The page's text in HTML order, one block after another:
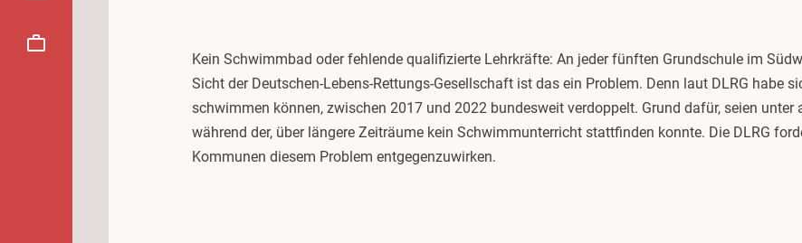
Kein Schwimmbad oder fehlende qualifizierte Lehrkräfte: An jeder fünften Grundschule im
Sicht der Deutschen-Lebens-Rettungs-Gesellschaft ist das ein Problem. Denn laut DLRG habe
schwimmen können, zwischen 2017 und 2022 bundesweit verdoppelt. Grund dafür, seien unter
während der, über längere Zeiträume kein Schwimmunterricht stattfinden konnte. Die DLRG
Kommunen diesem Problem entgegenzuwirken.